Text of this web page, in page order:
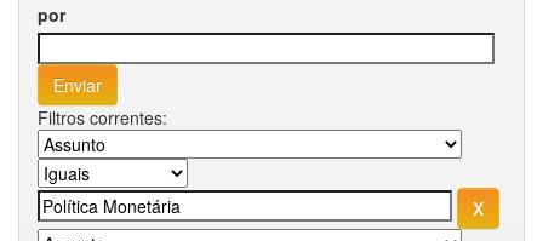
por
Filtros correntes: